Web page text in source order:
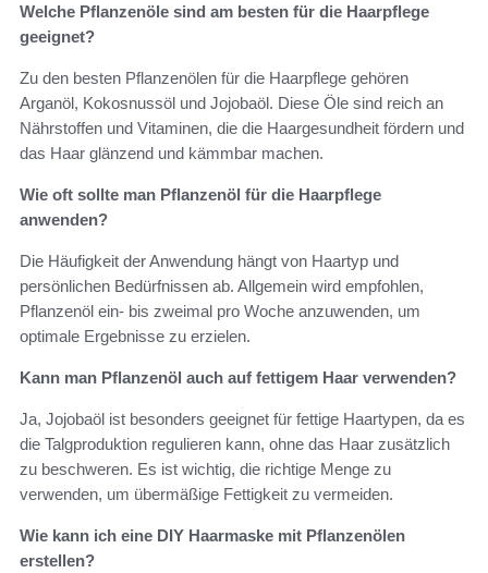
Welche Pflanzenöle sind am besten für die Haarpflege
geeignet?
Zu den besten Pflanzenölen für die Haarpflege gehören
Arganöl, Kokosnussöl und Jojobaöl. Diese Öle sind reich an
Nährstoffen und Vitaminen, die die Haargesundheit fördern und
das Haar glänzend und kämmbar machen.
Wie oft sollte man Pflanzenöl für die Haarpflege
anwenden?
Die Häufigkeit der Anwendung hängt von Haartyp und
persönlichen Bedürfnissen ab. Allgemein wird empfohlen,
Pflanzenöl ein- bis zweimal pro Woche anzuwenden, um
optimale Ergebnisse zu erzielen.
Kann man Pflanzenöl auch auf fettigem Haar verwenden?
Ja, Jojobaöl ist besonders geeignet für fettige Haartypen, da es
die Talgproduktion regulieren kann, ohne das Haar zusätzlich
zu beschweren. Es ist wichtig, die richtige Menge zu
verwenden, um übermäßige Fettigkeit zu vermeiden.
Wie kann ich eine DIY Haarmaske mit Pflanzenölen
erstellen?